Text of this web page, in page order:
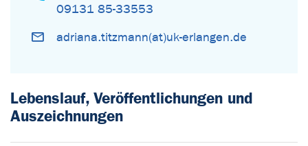
09131 85-33553
adriana.titzmann(at)uk-erlangen.de
Lebenslauf, Veröffentlichungen und
Auszeichnungen